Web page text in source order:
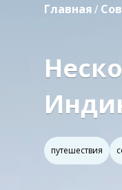
Главная /
путешествия